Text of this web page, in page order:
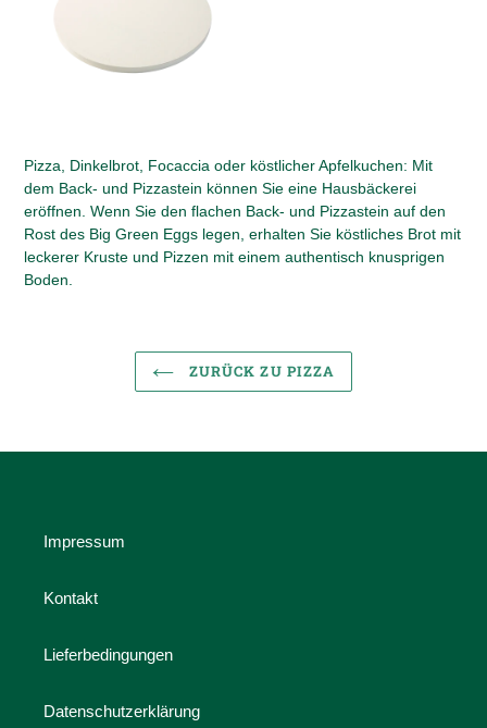
Pizza, Dinkelbrot, Focaccia oder köstlicher Apfelkuchen: Mit
dem Back- und Pizzastein können Sie eine Hausbäckerei
eröffnen. Wenn Sie den flachen Back- und Pizzastein auf den
Rost des Big Green Eggs legen, erhalten Sie köstliches Brot mit
leckerer Kruste und Pizzen mit einem authentisch knusprigen
Boden.
ZURÜCK ZU PIZZA
Impressum
Kontakt
Lieferbedingungen
Datenschutzerklärung